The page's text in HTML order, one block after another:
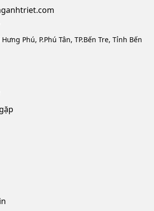
Phú, P.Phú Tân, TP.Bến Tre, Tỉnh Bến